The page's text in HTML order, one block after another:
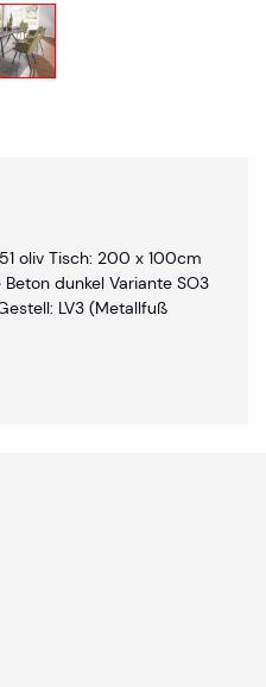
oliv Tisch: 200 x 100cm
dunkel Variante SO3
LV3 (Metallfuß